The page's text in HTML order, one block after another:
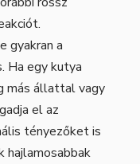
gyakran a
Ha egy kutya
más állattal vagy
el az
tényezőket is
hajlamosabbak